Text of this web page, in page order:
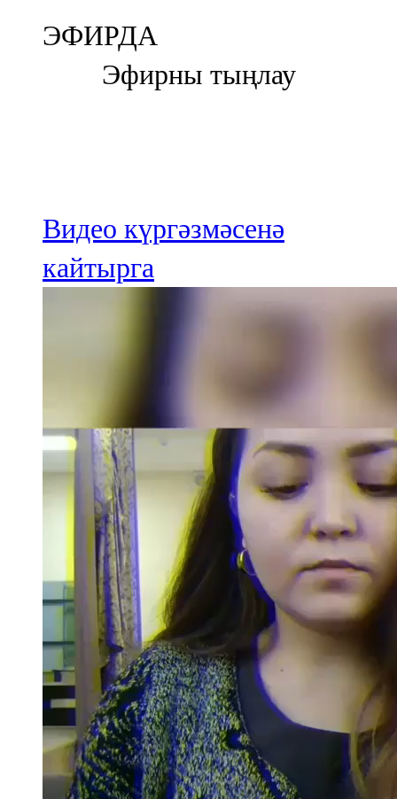
Болгар
106,0 FM
Бөгелмә
100,3 FM
Зәй
106,6 FM
Казан
91,5 FM
Кайбыч
106,1 FM
Кама тамагы
71,51 FM
Кукмара
107,9 FM
Лениногорский
102,1 FM
ЭФИРДА
Эфирны тыңлау
Видео күргәзмәсенә
кайтырга